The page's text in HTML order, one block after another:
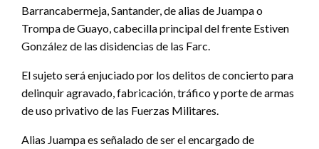
Barrancabermeja, Santander, de alias de Juampa o
Trompa de Guayo, cabecilla principal del frente Estiven
González de las disidencias de las Farc.
El sujeto será enjuciado por los delitos de concierto para
delinquir agravado, fabricación, tráfico y porte de armas
de uso privativo de las Fuerzas Militares.
Alias Juampa es señalado de ser el encargado de